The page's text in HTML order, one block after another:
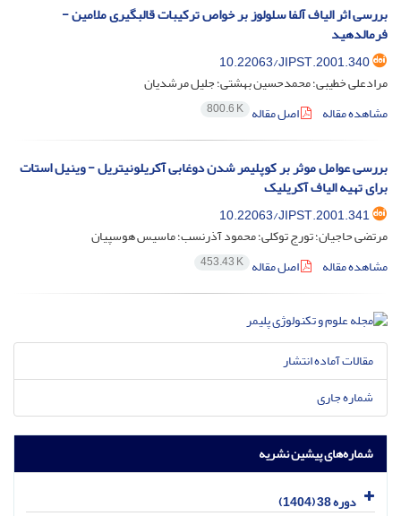
بررسی اثر الیاف آلفا سلولوز بر خواص ترکیبات قالبگیری ملامین -
فرمالدهید
10.22063/JIPST.2001.340
مرادعلی خطیبی؛ محمدحسین بهشتی؛ جلیل مرشدیان
مشاهده مقاله
اصل مقاله 800.6 K
بررسی عوامل موثر بر کوپلیمر شدن دوغابی آکریلونیتریل - وینیل استات
برای تهیه الیاف آکریلیک
10.22063/JIPST.2001.341
مرتضی حاجیان؛ تورج توکلی؛ محمود آذرنسب؛ ماسیس هوسپیان
مشاهده مقاله
اصل مقاله 453.43 K
مقالات آماده انتشار
شماره جاری
شماره‌های پیشین نشریه
دوره 38 (1404)